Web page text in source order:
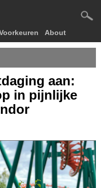
About
aan:
in pijnlijke